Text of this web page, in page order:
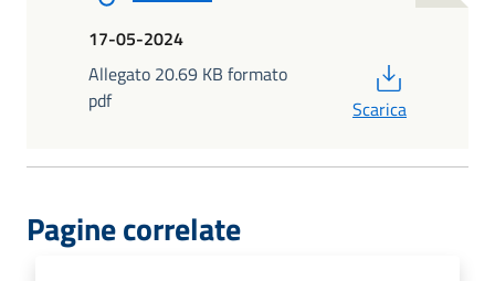
17-05-2024
Allegato 20.69 KB formato
pdf
Scarica
Pagine correlate